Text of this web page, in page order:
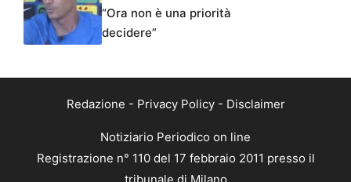
“Ora non è una priorità
decidere”
Redazione - Privacy Policy- Disclaimer
Notiziario Periodico on line
Registrazione n° 110 del 17 febbraio 2011 presso il